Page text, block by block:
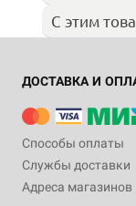
С этим
ДОСТАВКА И
Способы оплаты
Службы доставки
Адреса магазинов